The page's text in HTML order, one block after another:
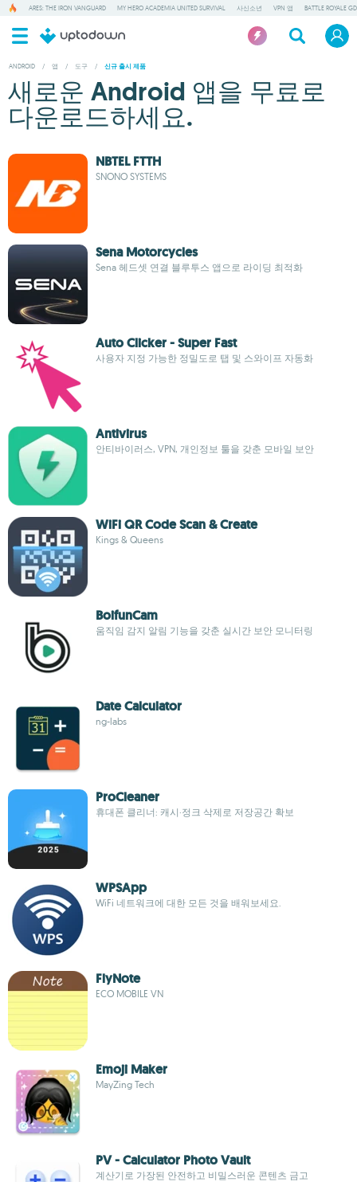
ARES: THE IRON VANGUARD MY HERO ACADEMIA UNITED SURVIVAL 사신소년 VPN 앱 BATTLE ROYALE GD
ANDROID / 앱 / 도구 / 신규 출시 제품
새로운 Android 앱을 무료로
다운로드하세요.
NBTEL FTTH
SNONO SYSTEMS
Sena Motorcycles
Sena 헤드셋 연결 블루투스 앱으로 라이딩 최적화
Auto Clicker - Super Fast
사용자 지정 가능한 정밀도로 탭 및 스와이프 자동화
Antivirus
안티바이러스, VPN, 개인정보 툴을 갖춘 모바일 보안
WiFi QR Code Scan & Create
Kings & Queens
BoifunCam
움직임 감지 알림 기능을 갖춘 실시간 보안 모니터링
Date Calculator
ng-labs
ProCleaner
휴대폰 클리너: 캐시·정크 삭제로 저장공간 확보
WPSApp
WiFi 네트워크에 대한 모든 것을 배워보세요.
FlyNote
ECO MOBILE VN
Emoji Maker
MayZing Tech
PV - Calculator Photo Vault
계산기로 가장된 안전하고 비밀스러운 콘텐츠 금고